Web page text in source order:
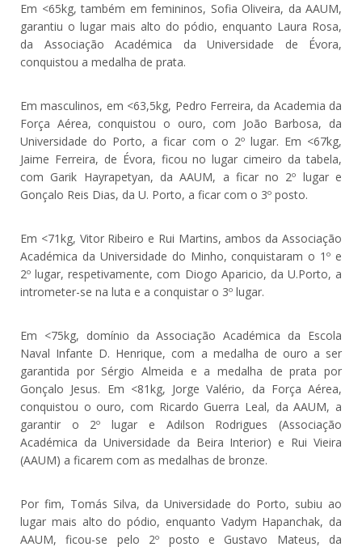
Em <65kg, também em femininos, Sofia Oliveira, da AAUM,
garantiu o lugar mais alto do pódio, enquanto Laura Rosa,
da Associação Académica da Universidade de Évora,
conquistou a medalha de prata.
Em masculinos, em <63,5kg, Pedro Ferreira, da Academia da
Força Aérea, conquistou o ouro, com João Barbosa, da
Universidade do Porto, a ficar com o 2º lugar. Em <67kg,
Jaime Ferreira, de Évora, ficou no lugar cimeiro da tabela,
com Garik Hayrapetyan, da AAUM, a ficar no 2º lugar e
Gonçalo Reis Dias, da U. Porto, a ficar com o 3º posto.
Em <71kg, Vitor Ribeiro e Rui Martins, ambos da Associação
Académica da Universidade do Minho, conquistaram o 1º e
2º lugar, respetivamente, com Diogo Aparicio, da U.Porto, a
intrometer-se na luta e a conquistar o 3º lugar.
Em <75kg, domínio da Associação Académica da Escola
Naval Infante D. Henrique, com a medalha de ouro a ser
garantida por Sérgio Almeida e a medalha de prata por
Gonçalo Jesus. Em <81kg, Jorge Valério, da Força Aérea,
conquistou o ouro, com Ricardo Guerra Leal, da AAUM, a
garantir o 2º lugar e Adilson Rodrigues (Associação
Académica da Universidade da Beira Interior) e Rui Vieira
(AAUM) a ficarem com as medalhas de bronze.
Por fim, Tomás Silva, da Universidade do Porto, subiu ao
lugar mais alto do pódio, enquanto Vadym Hapanchak, da
AAUM, ficou-se pelo 2º posto e Gustavo Mateus, da